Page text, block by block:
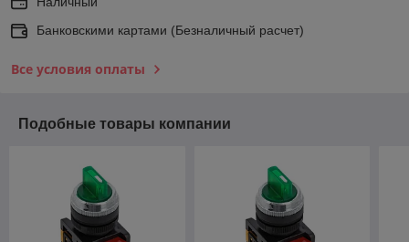
Банковскими картами (Безналичный расчет)
Все условия оплаты
Подобные товары компании